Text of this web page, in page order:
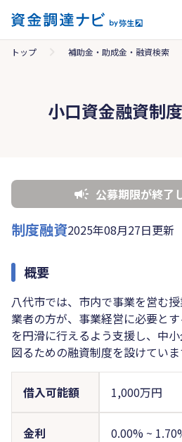
トップ 補助金・助成金・融資検索
小口資金融資制
公募期限が終了
制度融資2025年08月27日更新
概要
八代市では、市内で事業を営む
業者の方が、事業経営に必要と
を円滑に行えるよう支援し、中
図るための融資制度を設けていま
借入可能額 1,000万円
金利 0.00% ~